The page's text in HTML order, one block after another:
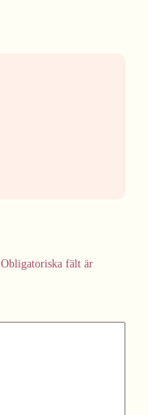
Obligatoriska fält är